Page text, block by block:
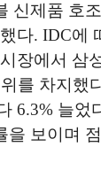
신제품 호
다. IDC에
장에서 삼
를 차지했
6.3% 늘었
을 보이며